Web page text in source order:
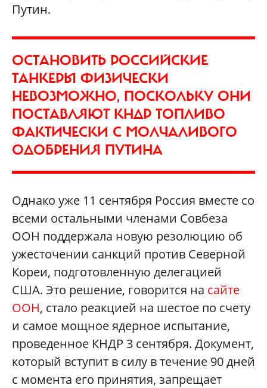
Путин.
ОСТАНОВИТЬ РОССИЙСКИЕ
ТАНКЕРЫ ФИЗИЧЕСКИ
НЕВОЗМОЖНО, ПОСКОЛЬКУ ОНИ
ПОСТАВЛЯЮТ КНДР ТОПЛИВО
ФАКТИЧЕСКИ С МОЛЧАЛИВОГО
ОДОБРЕНИЯ ПУТИНА
Однако уже 11 сентября Россия вместе со
всеми остальными членами Совбеза
ООН поддержала новую резолюцию об
ужесточении санкций против Северной
Кореи, подготовленную делегацией
США. Это решение, говорится на сайте
ООН, стало реакцией на шестое по счету
и самое мощное ядерное испытание,
проведенное КНДР 3 сентября. Документ,
который вступит в силу в течение 90 дней
c момента его принятия, запрещает